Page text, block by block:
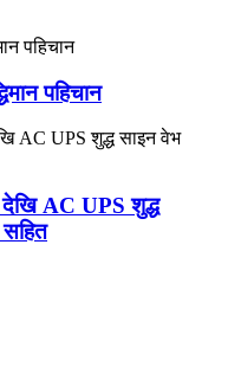
पहिचान
AC UPS शुद्ध
सहित